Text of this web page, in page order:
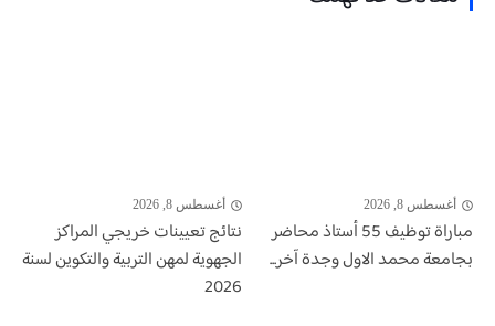
أغسطس 8, 2026
مباراة توظيف 55 أستاذ محاضر
بجامعة محمد الاول وجدة آخر...
أغسطس 8, 2026
نتائج تعيينات خريجي المراكز
الجهوية لمهن التربية والتكوين لسنة
2026